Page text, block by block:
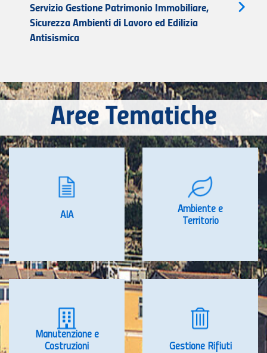
Servizio Gestione Patrimonio Immobiliare,
Sicurezza Ambienti di Lavoro ed Edilizia
Antisismica
Aree Tematiche
AIA
Ambiente e
Territorio
Manutenzione e
Costruzioni
Gestione Rifiuti